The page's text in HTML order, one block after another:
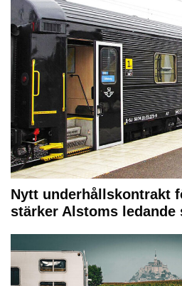
Nytt underhållskontrakt
stärker Alstoms ledande